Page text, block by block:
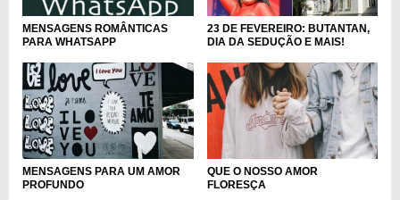
MENSAGENS ROMÂNTICAS
PARA WHATSAPP
23 DE FEVEREIRO: BUTANTAN,
DIA DA SEDUÇÃO E MAIS!
MENSAGENS PARA UM AMOR
PROFUNDO
QUE O NOSSO AMOR
FLORESÇA